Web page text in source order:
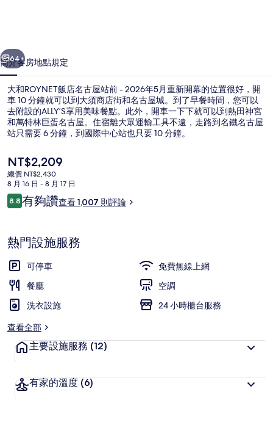
屋
站
前
2026
5
月
重
開
幕
的
相
片
個 下一個
64+
簡介客房地點規定
大和ROYNET飯店名古屋站前 - 2026年5月重新開幕的位置很好，開
車 10 分鐘就可以到大須商店街和名古屋城。到了早餐時間，您可以
去附設的ALLY’S享用美味餐點。此外，開車一下下就可以到熱田神宮
和萬特林巨蛋名古屋。住宿離大眾運輸工具不遠，走路到名鐵名古屋
站只需要 6 分鐘，到國際中心站也只要 10 分鐘。
目
前
的
價
格
NT$2,209
總價 NT$2,430
8 月 16 日 - 8 月 17 日
評
論
8.88.8 分，滿分 10 分，
有夠讚查看 1,007 則評論
熱門設施服務
可停車
免費無線上網
餐廳
空調
洗衣設施
24 小時櫃台服務
查看全部
主要設施服務 (12)
有家的溫度 (6)